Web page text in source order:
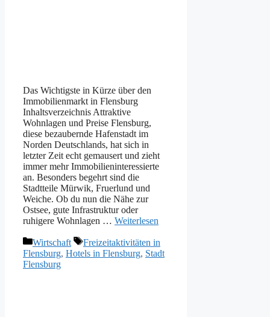
Das Wichtigste in Kürze über den
Immobilienmarkt in Flensburg
Inhaltsverzeichnis Attraktive
Wohnlagen und Preise Flensburg,
diese bezaubernde Hafenstadt im
Norden Deutschlands, hat sich in
letzter Zeit echt gemausert und zieht
immer mehr Immobilieninteressierte
an. Besonders begehrt sind die
Stadtteile Mürwik, Fruerlund und
Weiche. Ob du nun die Nähe zur
Ostsee, gute Infrastruktur oder
ruhigere Wohnlagen … Weiterlesen
Kategorien
Wirtschaft Schlagwörter
Freizeitaktivitäten in
Flensburg, Hotels in Flensburg, Stadt
Flensburg